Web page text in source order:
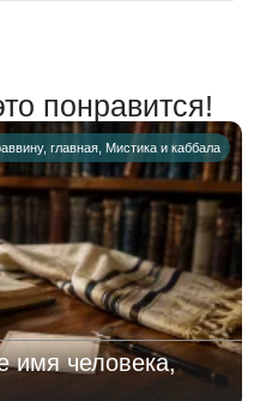
понравится!
, главная Мистика и каббала
имя человека,